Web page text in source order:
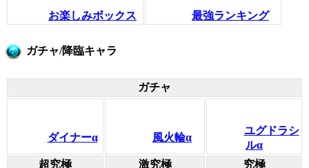
お楽しみボックス 最強ランキング
ガチャ/降臨キャラ
ガチャ
ダイナーα 風火輪α
ユグドラシ
ルα
超究極
激究極 究極